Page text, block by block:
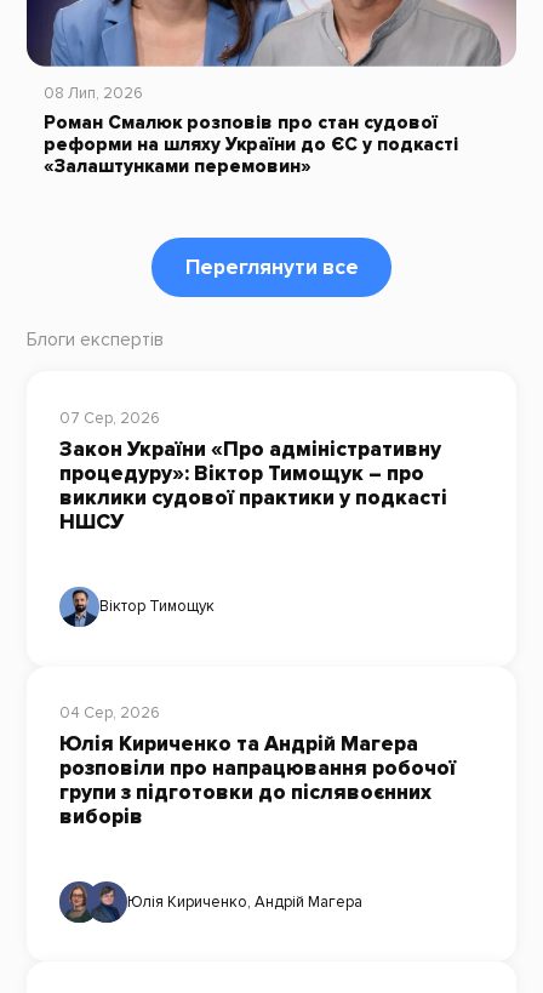
08 Лип, 2026
Роман Смалюк розповів про стан судової
реформи на шляху України до ЄС у подкасті
«Залаштунками перемовин»
Переглянути все
Блоги експертів
07 Сер, 2026
Закон України «Про адміністративну
процедуру»: Віктор Тимощук – про
виклики судової практики у подкасті
НШСУ
Віктор Тимощук
04 Сер, 2026
Юлія Кириченко та Андрій Магера
розповіли про напрацювання робочої
групи з підготовки до післявоєнних
виборів
Юлія Кириченко, Андрій Магера